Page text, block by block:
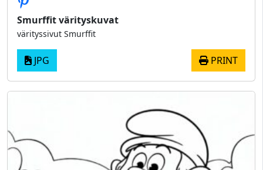
Smurffit värityskuvat
värityssivut Smurffit
JPG PRINT